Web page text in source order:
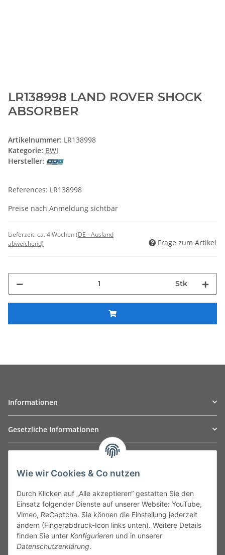
LR138998 LAND ROVER SHOCK
ABSORBER
Artikelnummer: LR138998
Kategorie: BWI
Hersteller:
References: LR138998
Preise nach Anmeldung sichtbar
Lieferzeit:ca. 4 Wochen(DE - Ausland
abweichend)
Frage zum Artikel
Stk
Informationen
Gesetzliche Informationen
Leibnizstraße 2a
Germany
Phone:+49 40 5287270
Fax:+49 40 5281050
Email:sales@tow-automotive.de
Wie wir Cookies & Co nutzen
Durch Klicken auf „Alle akzeptieren“ gestatten Sie den
Einsatz folgender Dienste auf unserer Website: YouTube,
Vimeo, ReCaptcha. Sie können die Einstellung jederzeit
ändern (Fingerabdruck-Icon links unten). Weitere Details
finden Sie unter Konfigurieren und in unserer
Datenschutzerklärung.